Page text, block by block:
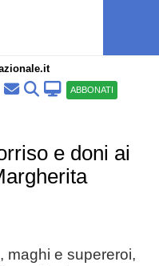
ABBONATI
e doni ai
maghi e supereroi,